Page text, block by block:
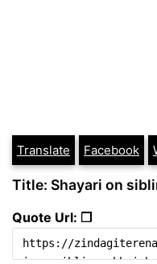
Translate Facebook
Title: Shayari on
Quote Url: ❐